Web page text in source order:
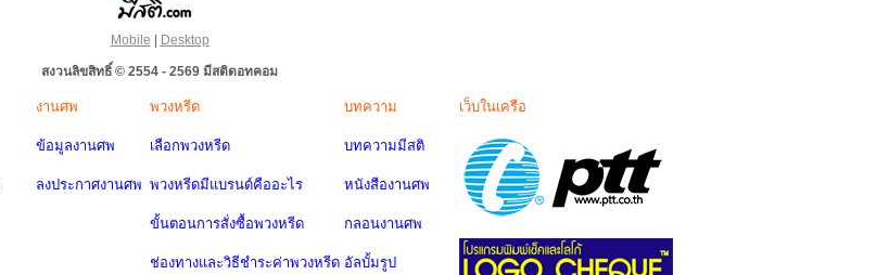
Mobile | Desktop
สงวนลิขสิทธิ์ © 2554 - 2569 มีสติดอทคอม
งานศพ
ข้อมูลงานศพ
ลงประกาศงานศพ
พวงหรีด
เลือกพวงหรีด
พวงหรีดมีแบรนด์คืออะไร
ขั้นตอนการสั่งซื้อพวงหรีด
ช่องทางและวิธีชำระค่าพวงหรีด
บทความ
บทความมีสติ
หนังสืองานศพ
กลอนงานศพ
อัลบั้มรูป
เว็บในเครือ